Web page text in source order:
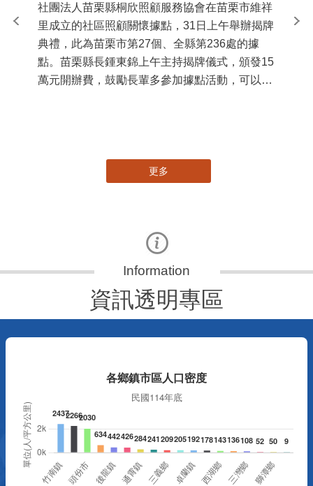
社團法人苗栗縣桐欣照顧服務協會在苗栗市維祥
里成立的社區照顧關懷據點，31日上午舉辦揭牌
典禮，此為苗栗市第27個、全縣第236處的據
點。苗栗縣長鍾東錦上午主持揭牌儀式，頒發15
萬元開辦費，鼓勵長輩多參加據點活動，可以更
苗
更多
資訊透明專區